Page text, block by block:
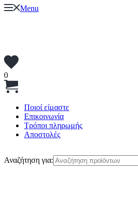
Menu
0
Ποιοί είμαστε
Επικοινωνία
Τρόποι πληρωμής
Αποστολές
Αναζήτηση για: